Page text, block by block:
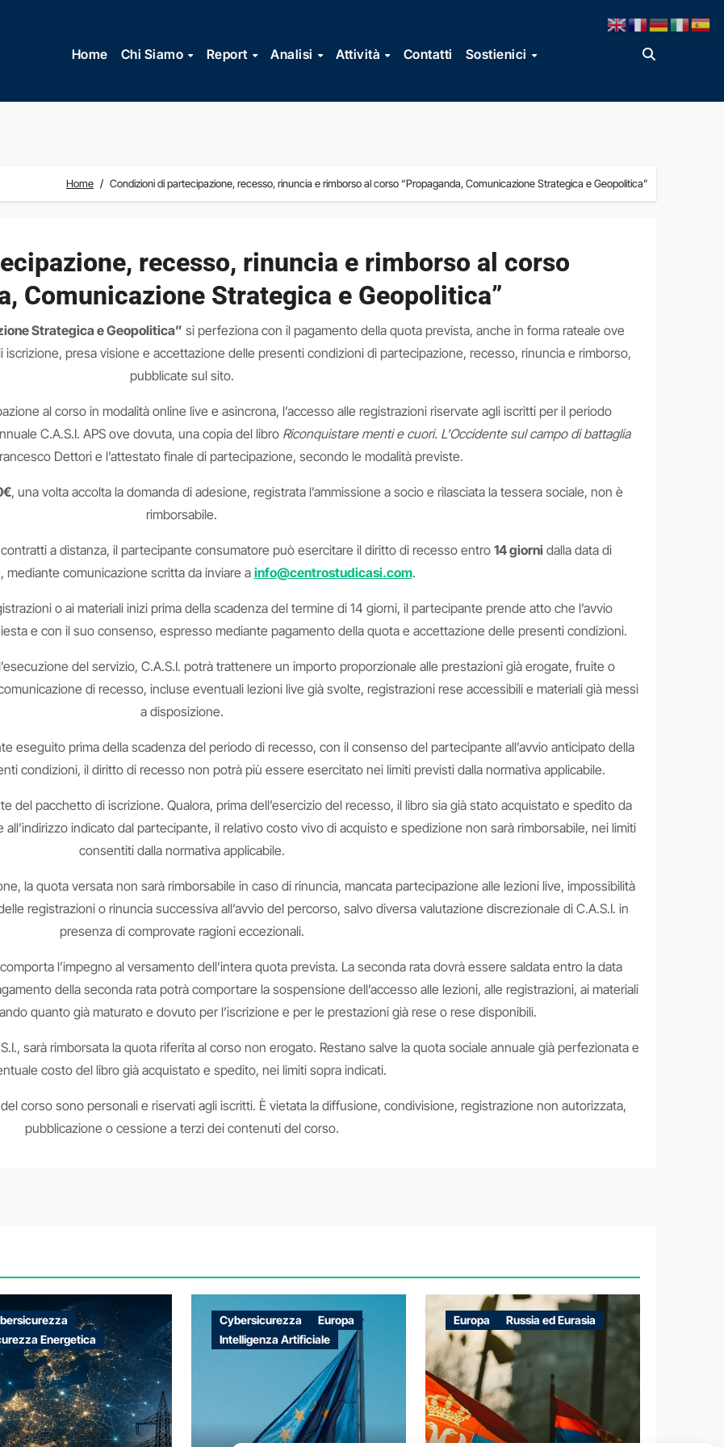
contenuto
Home Chi Siamo Report Analisi Attività Contatti Sostienici
Home Condizioni di partecipazione, recesso, rinuncia e rimborso al corso “Propaganda, Comunicazione Strategica e Geopolitica”
recesso, rinuncia e rimborso al corso
Comunicazione Strategica e Geopolitica”
Strategica e Geopolitica” si perfeziona con il pagamento della quota prevista, anche in forma rateale ove
presa visione e accettazione delle presenti condizioni di partecipazione, recesso, rinuncia e rimborso,
pubblicate sul sito.
al corso in modalità online live e asincrona, l’accesso alle registrazioni riservate agli iscritti per il periodo
C.A.S.I. APS ove dovuta, una copia del libro Riconquistare menti e cuori. L’Occidente sul campo di battaglia
Dettori e l’attestato finale di partecipazione, secondo le modalità previste.
, una volta accolta la domanda di adesione, registrata l’ammissione a socio e rilasciata la tessera sociale, non è
rimborsabile.
a distanza, il partecipante consumatore può esercitare il diritto di recesso entro 14 giorni dalla data di
mediante comunicazione scritta da inviare a info@centrostudicasi.com.
o ai materiali inizi prima della scadenza del termine di 14 giorni, il partecipante prende atto che l’avvio
e con il suo consenso, espresso mediante pagamento della quota e accettazione delle presenti condizioni.
del servizio, C.A.S.I. potrà trattenere un importo proporzionale alle prestazioni già erogate, fruite o
di recesso, incluse eventuali lezioni live già svolte, registrazioni rese accessibili e materiali già messi
a disposizione.
eseguito prima della scadenza del periodo di recesso, con il consenso del partecipante all’avvio anticipato della
condizioni, il diritto di recesso non potrà più essere esercitato nei limiti previsti dalla normativa applicabile.
del pacchetto di iscrizione. Qualora, prima dell’esercizio del recesso, il libro sia già stato acquistato e spedito da
indicato dal partecipante, il relativo costo vivo di acquisto e spedizione non sarà rimborsabile, nei limiti
consentiti dalla normativa applicabile.
la quota versata non sarà rimborsabile in caso di rinuncia, mancata partecipazione alle lezioni live, impossibilità
registrazioni o rinuncia successiva all’avvio del percorso, salvo diversa valutazione discrezionale di C.A.S.I. in
presenza di comprovate ragioni eccezionali.
l’impegno al versamento dell’intera quota prevista. La seconda rata dovrà essere saldata entro la data
della seconda rata potrà comportare la sospensione dell’accesso alle lezioni, alle registrazioni, ai materiali
quanto già maturato e dovuto per l’iscrizione e per le prestazioni già rese o rese disponibili.
sarà rimborsata la quota riferita al corso non erogato. Restano salve la quota sociale annuale già perfezionata e
costo del libro già acquistato e spedito, nei limiti sopra indicati.
corso sono personali e riservati agli iscritti. È vietata la diffusione, condivisione, registrazione non autorizzata,
pubblicazione o cessione a terzi dei contenuti del corso.
Energetica
Cybersicurezza
Europa
Intelligenza Artificiale
Europa Russia ed Eurasia